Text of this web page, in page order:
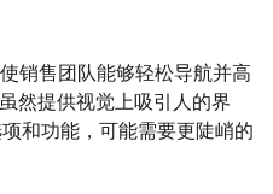
销售团队能够轻松导航并高
然提供视觉上吸引人的界
和功能，可能需要更陡峭的